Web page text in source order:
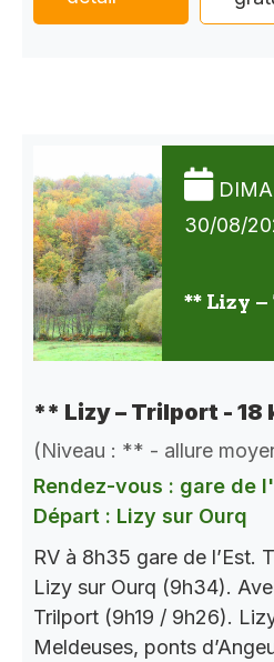
30/08/
** Lizy
** Lizy – Trilport - 18
(Niveau : ** - allure
Rendez-vous : gare de
Départ : Lizy sur Ourq
RV à 8h35 gare de l’Est.
Lizy sur Ourq (9h34).
Trilport (9h19 / 9h26).
Meldeuses, ponts